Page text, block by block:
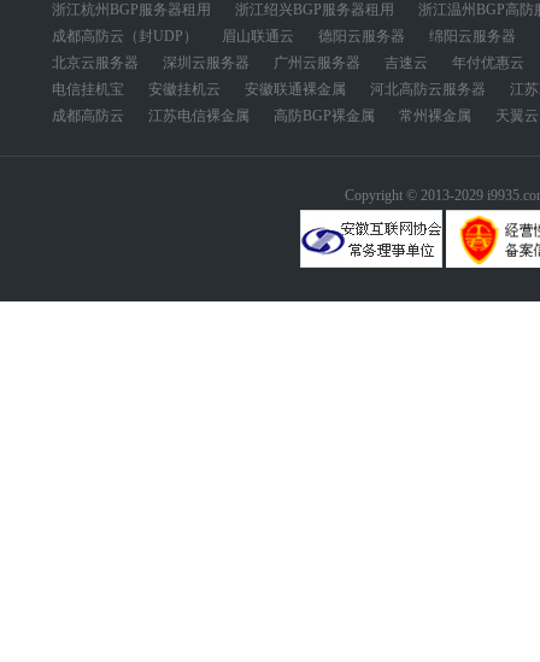
浙江杭州BGP服务器租用
浙江绍兴BGP服务器租用
浙江温州BGP高防
成都高防云（封UDP）
眉山联通云 德阳云服务器
绵阳云服务器
北京云服务器
深圳云服务器 广州云服务器 吉速云
年付优惠云
电信挂机宝
安徽挂机云 安徽联通裸金属 河北高防云服务器
江
成都高防云
江苏电信裸金属 高防BGP裸金属 常州裸金属 天翼云
Copyright © 2013-2029